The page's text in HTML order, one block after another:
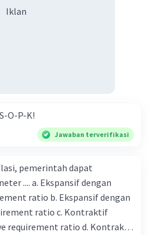
Iklan
O-P-K!
Jawaban terverifikasi
pemerintah dapat
.... a. Ekspansif dengan
ratio b. Ekspansif dengan
ratio c. Kontraktif
requirement ratio d. Kontraktif